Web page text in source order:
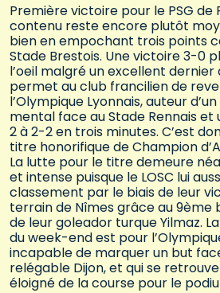
Première victoire pour le PSG de
contenu reste encore plutôt
bien en empochant trois points
Stade Brestois. Une victoire 3-0
l’oeil malgré un excellent dernier
permet au club francilien de
l’Olympique Lyonnais, auteur
mental face au Stade Rennais
2 à 2-2 en trois minutes. C’est
titre honorifique de Champion
La lutte pour le titre demeure
et intense puisque le LOSC lui
classement par le biais de leur
terrain de Nîmes grâce au
de leur goleador turque Yilmaz.
du week-end est pour
incapable de marquer un but
relégable Dijon, et qui se
éloigné de la course pour le